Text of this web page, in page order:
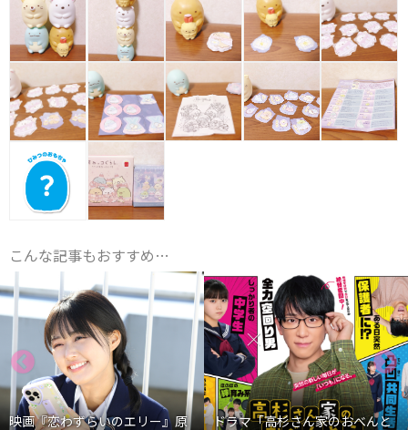
こんな記事もおすすめ…
映画『恋わずらいのエリー』原
ドラマ「高杉さん家のおべんと